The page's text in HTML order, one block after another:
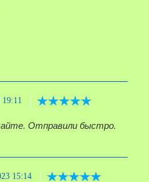
19:11
Отправили быстро.
15:14